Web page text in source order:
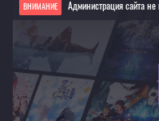
ВНИМАНИЕ Администрация сайта не
Если видео не работает, обновите
Для просмотра некоторых аниме
Текущее воспроизведение：